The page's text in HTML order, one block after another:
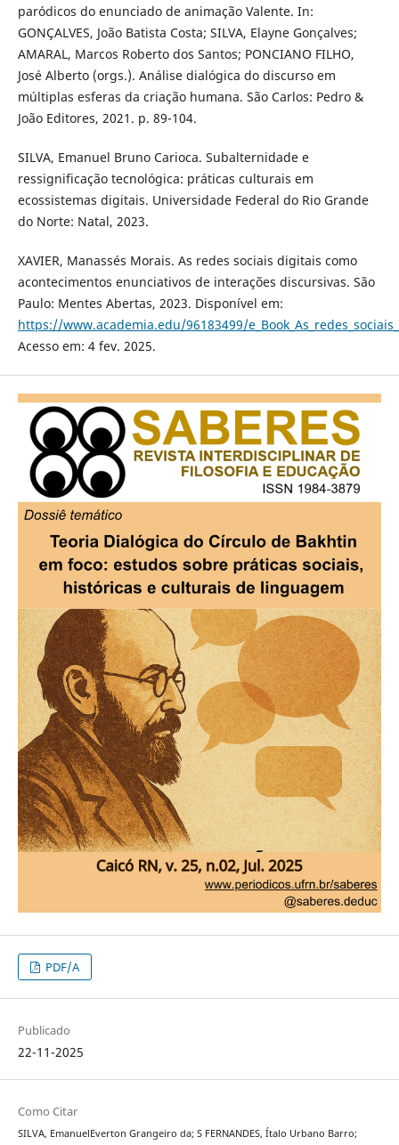
paródicos do enunciado de animação Valente. In:
GONÇALVES, João Batista Costa; SILVA, Elayne Gonçalves;
AMARAL, Marcos Roberto dos Santos; PONCIANO FILHO,
José Alberto (orgs.). Análise dialógica do discurso em
múltiplas esferas da criação humana. São Carlos: Pedro &
João Editores, 2021. p. 89-104.
SILVA, Emanuel Bruno Carioca. Subalternidade e
ressignificação tecnológica: práticas culturais em
ecossistemas digitais. Universidade Federal do Rio Grande
do Norte: Natal, 2023.
XAVIER, Manassés Morais. As redes sociais digitais como
acontecimentos enunciativos de interações discursivas. São
Paulo: Mentes Abertas, 2023. Disponível em:
https://www.academia.edu/96183499/
Acesso em: 4 fev. 2025.
PDF/A
Publicado
22-11-2025
Como Citar
SILVA, EmanuelEverton Grangeiro da; S FERNANDES, Ítalo Urbano Barro;